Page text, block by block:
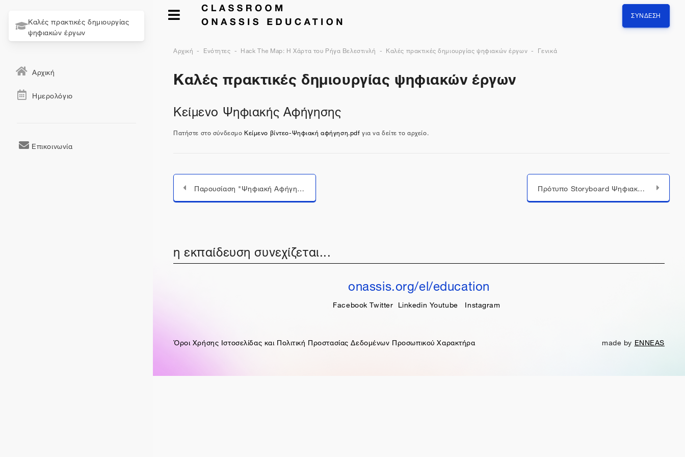
ΣΎΝΔΕΣΗ
Αρχική Ενότητες Hack The Map: Η Χάρτα του Ρήγα Βελεστινλή Καλές πρακτικές δημιουργίας ψηφιακών έργων Γενικά
Καλές πρακτικές δημιουργίας ψηφιακών έργων
Kείμενo Ψηφιακής Αφήγησης
Πατήστε στο σύνδεσμο Κείμενο βίντεο-Ψηφιακή αφήγηση.pdfγια να δείτε το αρχείο.
Παρουσίαση "Ψηφιακή Αφήγηση" Πρότυπο Storyboard Ψηφιακής Αφήγησης
Καλές πρακτικές δημιουργίας
ψηφιακών έργων
Αρχική
Ημερολόγιο
Επικοινωνία
η εκπαίδευση συνεχίζεται...
onassis.org/el/education
Facebook Twitter Linkedin Youtube Instagram
Όροι Χρήσης Ιστοσελίδας και Πολιτική Προστασίας Δεδομένων Προσωπικού Χαρακτήρα made by ENNEAS